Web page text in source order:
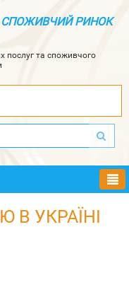
РИНОК
послуг та споживчого
В УКРАЇНІ